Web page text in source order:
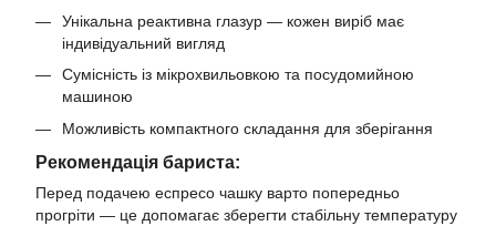
Унікальна реактивна глазур — кожен виріб має
індивідуальний вигляд
Сумісність із мікрохвильовкою та посудомийною
машиною
Можливість компактного складання для зберігання
Рекомендація бариста:
Перед подачею еспресо чашку варто попередньо
прогріти — це допомагає зберегти стабільну температуру